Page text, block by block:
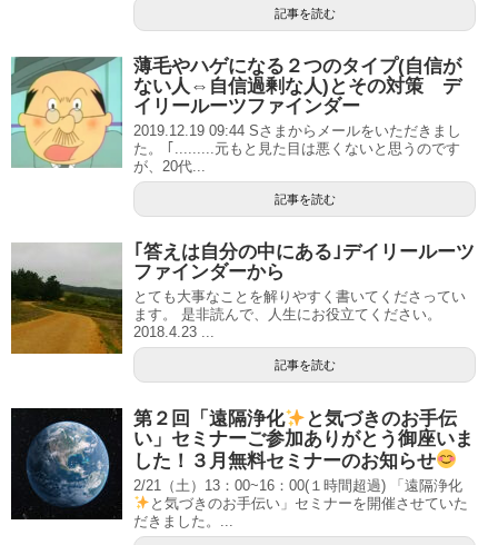
記事を読む
薄毛やハゲになる２つのタイプ(自信が
ない人⇔自信過剰な人)とその対策 デ
イリールーツファインダー
2019.12.19 09:44 Sさまからメールをいただきまし
た。 ｢.........元もと見た目は悪くないと思うのです
が、20代...
記事を読む
｢答えは自分の中にある｣デイリールーツ
ファインダーから
とても大事なことを解りやすく書いてくださってい
ます。 是非読んで、人生にお役立てください。
2018.4.23 ...
記事を読む
第２回「遠隔浄化
と気づきのお手伝
い」セミナーご参加ありがとう御座いま
した！３月無料セミナーのお知らせ
2/21（土）13：00~16：00(１時間超過) 「遠隔浄化
と気づきのお手伝い」セミナーを開催させていた
だきました。...